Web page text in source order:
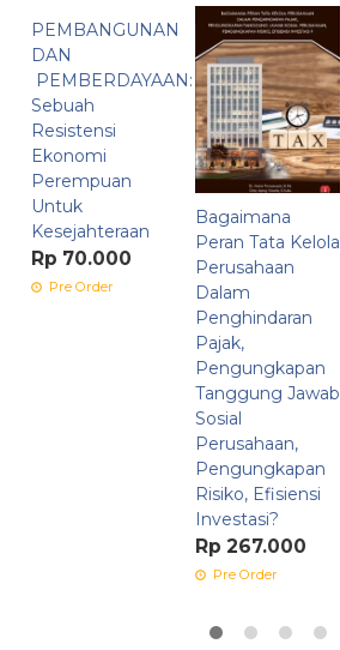
PEMBANGUNAN
DAN
PEMBERDAYAAN:
Sebuah
Resistensi
Ekonomi
Perempuan
Untuk
Kesejahteraan
Rp 70.000
Pre Order
Bagaimana
Peran Tata Kelola
Perusahaan
Dalam
Penghindaran
Pajak,
Pengungkapan
Tanggung Jawab
Sosial
Perusahaan,
Pengungkapan
Risiko, Efisiensi
Investasi?
Rp 267.000
Pre Order